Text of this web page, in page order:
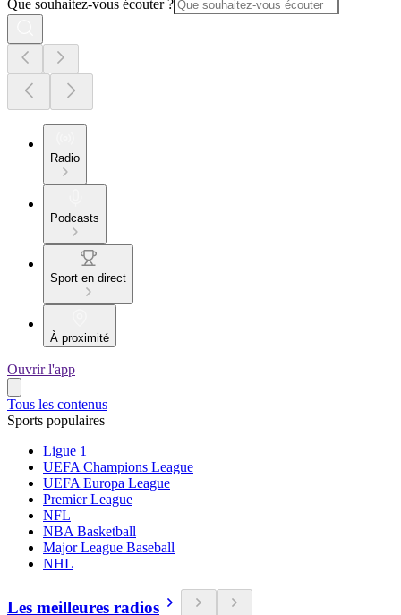
Que souhaitez-vous écouter ?
Radio
Podcasts
Sport en direct
À proximité
Ouvrir l'app
Tous les contenus
Sports populaires
Ligue 1
UEFA Champions League
UEFA Europa League
Premier League
NFL
NBA Basketball
Major League Baseball
NHL
Les meilleures radios